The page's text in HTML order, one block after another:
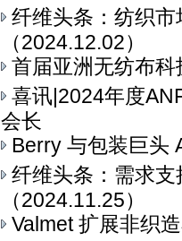
纤维头条：纺织
（2024.12.02）
首届亚洲无纺布
喜讯|2024年度
会长
Berry 与包装巨头
纤维头条：需求
（2024.11.25）
Valmet 扩展非织